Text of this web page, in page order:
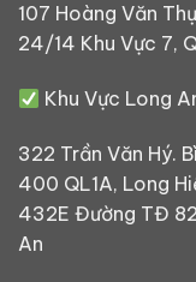
107 Hoàng Văn
24/14 Khu Vực 7,
Khu Vực Long
322 Trần Văn Hý.
400 QL1A, Long
432E Đường TĐ
An